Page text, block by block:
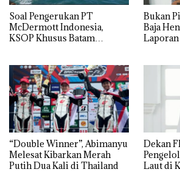
‎Soal Pengerukan PT
McDermott Indonesia,
KSOP Khusus Batam
Bukan
Baja
Laporan
“Double Winner”, Abimanyu
Melesat Kibarkan Merah
Putih Dua Kali di Thailand
Dekan
Laut di